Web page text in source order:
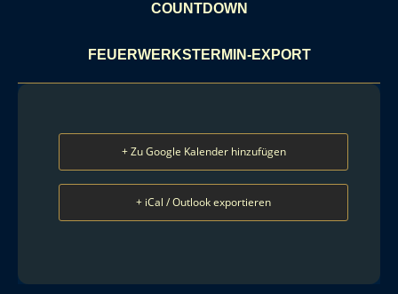
COUNTDOWN
FEUERWERKSTERMIN-EXPORT
+ Zu Google Kalender hinzufügen
+ iCal / Outlook exportieren